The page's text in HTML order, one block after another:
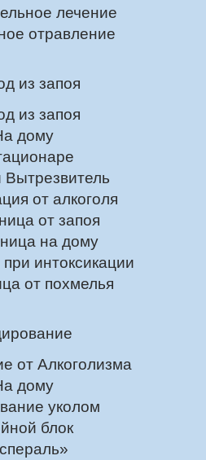
лечение
отравление
из запоя
из запоя
дому
от алкоголя
от запоя
на дому
интоксикации
от похмелья
от Алкоголизма
дому
уколом
блок